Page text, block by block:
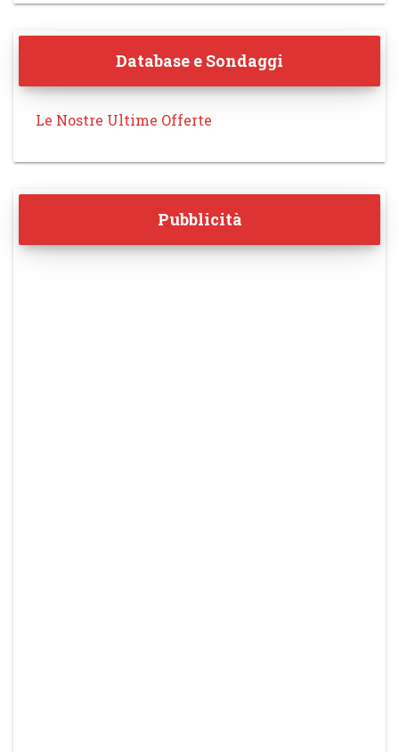
Database e Sondaggi
Le Nostre Ultime Offerte
Pubblicità